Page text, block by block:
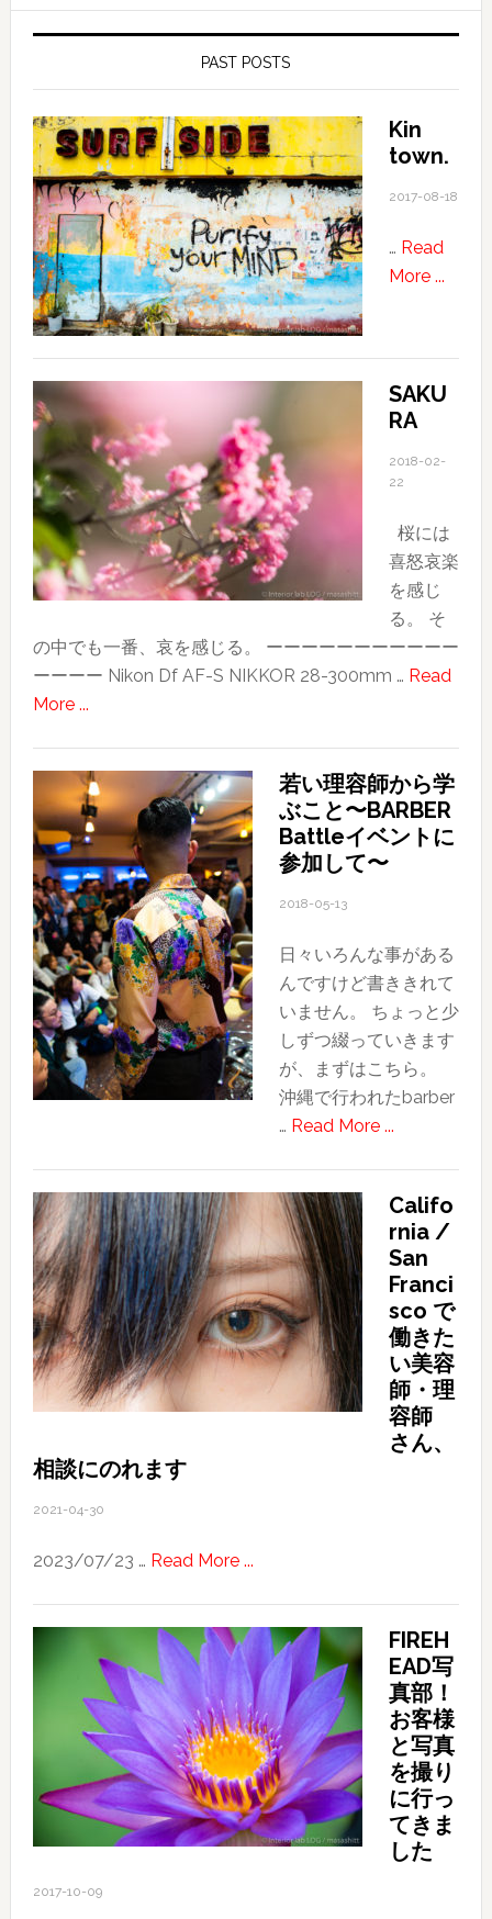
PAST POSTS
Kin
town.
2017-08-18
… Read
More ...about
SAKU
RA
2018-02-
22
桜には
喜怒哀楽
を感じ
る。 そ
の中でも一番、哀を感じる。 ーーーーーーーーーーー
ーーーー Nikon Df AF-S NIKKOR 28-300mm … Read
More ...about
若い理容師から学
ぶこと〜BARBER
Battleイベントに
参加して〜
2018-05-13
日々いろんな事がある
んですけど書ききれて
いません。 ちょっと少
しずつ綴っていきます
が、まずはこちら。
沖縄で行われたbarber
… Read More ...about
理
容
師
か
ら
学
ぶ
こ
と〜
ト
に
参
加
し
て〜
Califo
rnia /
San
Franci
sco で
働きた
い美容
師・理
容師
さん、
相談にのれます
2021-04-30
2023/07/23 … Read More ...about
San
Francisco
で
働
き
た
い
美
FIREH
EAD写
真部！
お客様
と写真
を撮り
に行っ
てきま
した
2017-10-09